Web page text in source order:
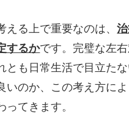
える上で重要なのは、
するかです。完璧な左右
とも日常生活で目立たな
いのか、この考え方に
ってきます。